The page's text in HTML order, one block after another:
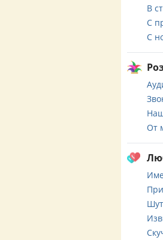
В
С